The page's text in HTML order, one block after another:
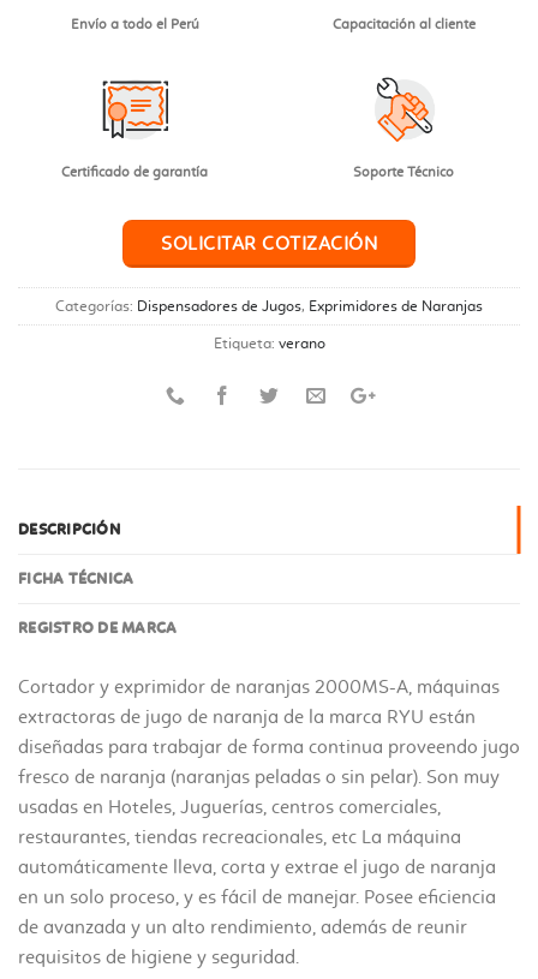
Envío a todo el Perú Capacitación al cliente
Certificado de garantía Soporte Técnico
SOLICITAR COTIZACIÓN
Categorías: Dispensadores de Jugos, Exprimidores de Naranjas
Etiqueta: verano
DESCRIPCIÓN
FICHA TÉCNICA
REGISTRO DE MARCA
Cortador y exprimidor de naranjas 2000MS-A, máquinas
extractoras de jugo de naranja de la marca RYU están
diseñadas para trabajar de forma continua proveendo jugo
fresco de naranja (naranjas peladas o sin pelar). Son muy
usadas en Hoteles, Juguerías, centros comerciales,
restaurantes, tiendas recreacionales, etc La máquina
automáticamente lleva, corta y extrae el jugo de naranja
en un solo proceso, y es fácil de manejar. Posee eficiencia
de avanzada y un alto rendimiento, además de reunir
requisitos de higiene y seguridad.